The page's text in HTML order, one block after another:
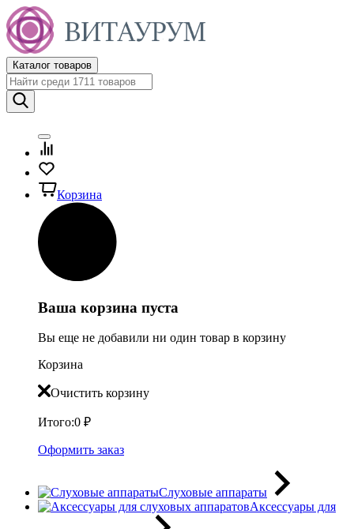
Каталог товаров
Корзина
Ваша корзина пуста
Вы еще не добавили ни один товар в корзину
Корзина
Очистить корзину
Итого:0 ₽
Оформить заказ
Слуховые аппараты
Аксессуары для